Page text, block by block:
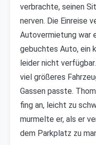
verbrachte, seinen
nerven. Die Einreise
Autovermietung war
gebuchtes Auto, ein
leider nicht
viel größeres
Gassen passte.
fing an, leicht zu
murmelte er, als er
dem Parkplatz zu